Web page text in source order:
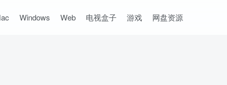
Windows Web 电视盒子 游戏 网盘资源